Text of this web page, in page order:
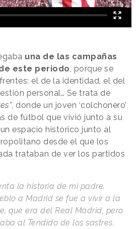
una de las campañas
este periodo, porque se
el de la identidad, el del
personal… Se trata de
, donde un joven ‘colchonero’
de fútbol que vivió junto a su
espacio histórico junto al
desde el que los
trataban de ver los partidos
la historia de mi padre.
a Madrid se fue a vivir a la
que era del Real Madrid, pero
al Tendido de los sastres.